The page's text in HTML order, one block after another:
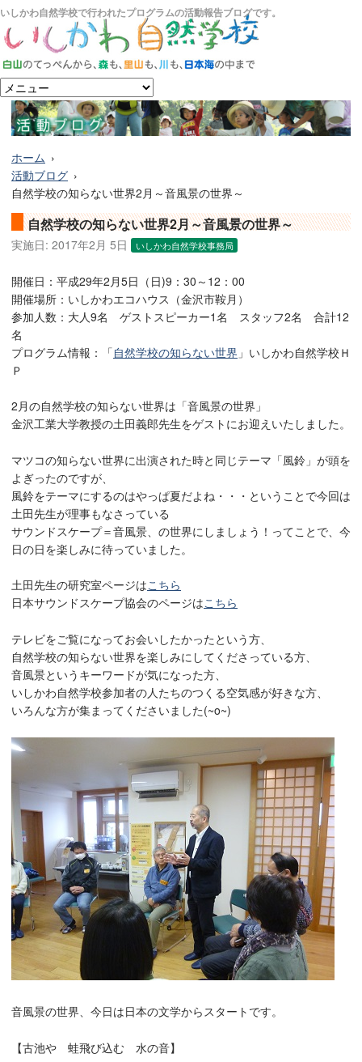
いしかわ自然学校で行われたプログラムの活動報告ブログです。
ホーム
活動ブログ
自然学校の知らない世界2月～音風景の世界～
自然学校の知らない世界2月～音風景の世界～
実施日: 2017年2月 5日 いしかわ自然学校事務局
開催日：平成29年2月5日（日)9：30～12：00
開催場所：いしかわエコハウス（金沢市鞍月）
参加人数：大人9名 ゲストスピーカー1名 スタッフ2名 合計12
名
プログラム情報：「自然学校の知らない世界 」いしかわ自然学校Ｈ
Ｐ
2月の自然学校の知らない世界は「音風景の世界」
金沢工業大学教授の土田義郎先生をゲストにお迎えいたしました。
マツコの知らない世界に出演された時と同じテーマ「風鈴」が頭を
よぎったのですが、
風鈴をテーマにするのはやっぱ夏だよね・・・ということで今回は
土田先生が理事もなさっている
サウンドスケープ＝音風景、の世界にしましょう！ってことで、今
日の日を楽しみに待っていました。
土田先生の研究室ページはこちら
日本サウンドスケープ協会のページはこちら
テレビをご覧になってお会いしたかったという方、
自然学校の知らない世界を楽しみにしてくださっている方、
音風景というキーワードが気になった方、
いしかわ自然学校参加者の人たちのつくる空気感が好きな方、
いろんな方が集まってくださいました(~o~)
音風景の世界、今日は日本の文学からスタートです。
【古池や 蛙飛び込む 水の音】